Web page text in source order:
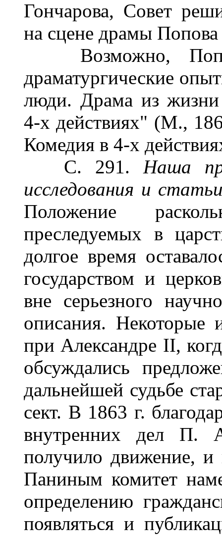
Гончарова, Совет
на сцене драмы
Возможно,
драматургические
люди. Драма из жизни
4-х действиях" (М.,
Комедия в 4-х
С. 291. Наша
исследования и
Положение
преследуемых в
долгое время
государством и
вне серьезного
описания. Некоторые
при Александре II,
обсуждались
дальнейшей судьбе
сект. В 1863 г.
внутренних дел П.
получило движение,
Паниным комитет
определению
появляться и